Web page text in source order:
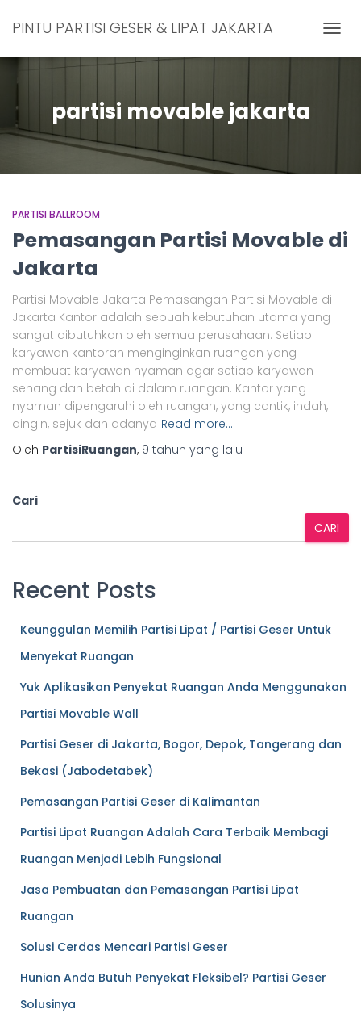
PINTU PARTISI GESER & LIPAT JAKARTA
partisi movable jakarta
PARTISI BALLROOM
Pemasangan Partisi Movable di
Jakarta
Partisi Movable Jakarta Pemasangan Partisi Movable di
Jakarta Kantor adalah sebuah kebutuhan utama yang
sangat dibutuhkan oleh semua perusahaan. Setiap
karyawan kantoran menginginkan ruangan yang
membuat karyawan nyaman agar setiap karyawan
senang dan betah di dalam ruangan. Kantor yang
nyaman dipengaruhi oleh ruangan, yang cantik, indah,
dingin, sejuk dan adanya Read more…
Oleh PartisiRuangan, 9 tahun yang lalu
Cari
CARI
Recent Posts
Keunggulan Memilih Partisi Lipat / Partisi Geser Untuk
Menyekat Ruangan
Yuk Aplikasikan Penyekat Ruangan Anda Menggunakan
Partisi Movable Wall
Partisi Geser di Jakarta, Bogor, Depok, Tangerang dan
Bekasi (Jabodetabek)
Pemasangan Partisi Geser di Kalimantan
Partisi Lipat Ruangan Adalah Cara Terbaik Membagi
Ruangan Menjadi Lebih Fungsional
Jasa Pembuatan dan Pemasangan Partisi Lipat
Ruangan
Solusi Cerdas Mencari Partisi Geser
Hunian Anda Butuh Penyekat Fleksibel? Partisi Geser
Solusinya